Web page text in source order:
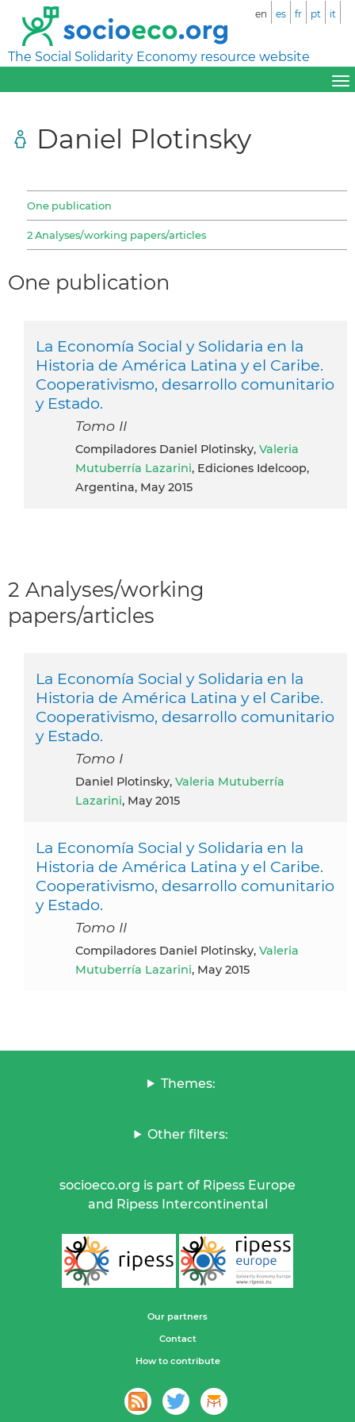
The Social Solidarity Economy resource website
en es fr pt it
Daniel Plotinsky
One publication
2 Analyses/working papers/articles
One publication
La Economía Social y Solidaria en la
Historia de América Latina y el Caribe.
Cooperativismo, desarrollo comunitario
y Estado.
Tomo II
Compiladores Daniel Plotinsky, Valeria
Mutuberría Lazarini, Ediciones Idelcoop,
Argentina, May 2015
2 Analyses/working
papers/articles
La Economía Social y Solidaria en la
Historia de América Latina y el Caribe.
Cooperativismo, desarrollo comunitario
y Estado.
Tomo I
Daniel Plotinsky, Valeria Mutuberría
Lazarini, May 2015
La Economía Social y Solidaria en la
Historia de América Latina y el Caribe.
Cooperativismo, desarrollo comunitario
y Estado.
Tomo II
Compiladores Daniel Plotinsky, Valeria
Mutuberría Lazarini, May 2015
Themes:
Other filters:
socioeco.org is part of Ripess Europe
and Ripess Intercontinental
Our partners
Contact
How to contribute